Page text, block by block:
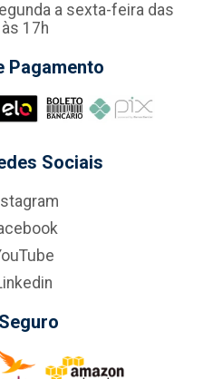
a sexta-feira das
17h
Pagamento
Sociais